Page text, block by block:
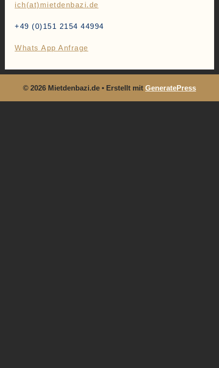
ich(at)mietdenbazi.de
+49 (0)151 2154 44994
Whats App Anfrage
© 2026 Mietdenbazi.de • Erstellt mit GeneratePress